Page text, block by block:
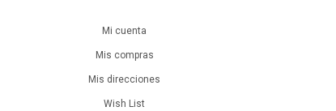
Mi cuenta
Mis compras
Mis direcciones
Wish List